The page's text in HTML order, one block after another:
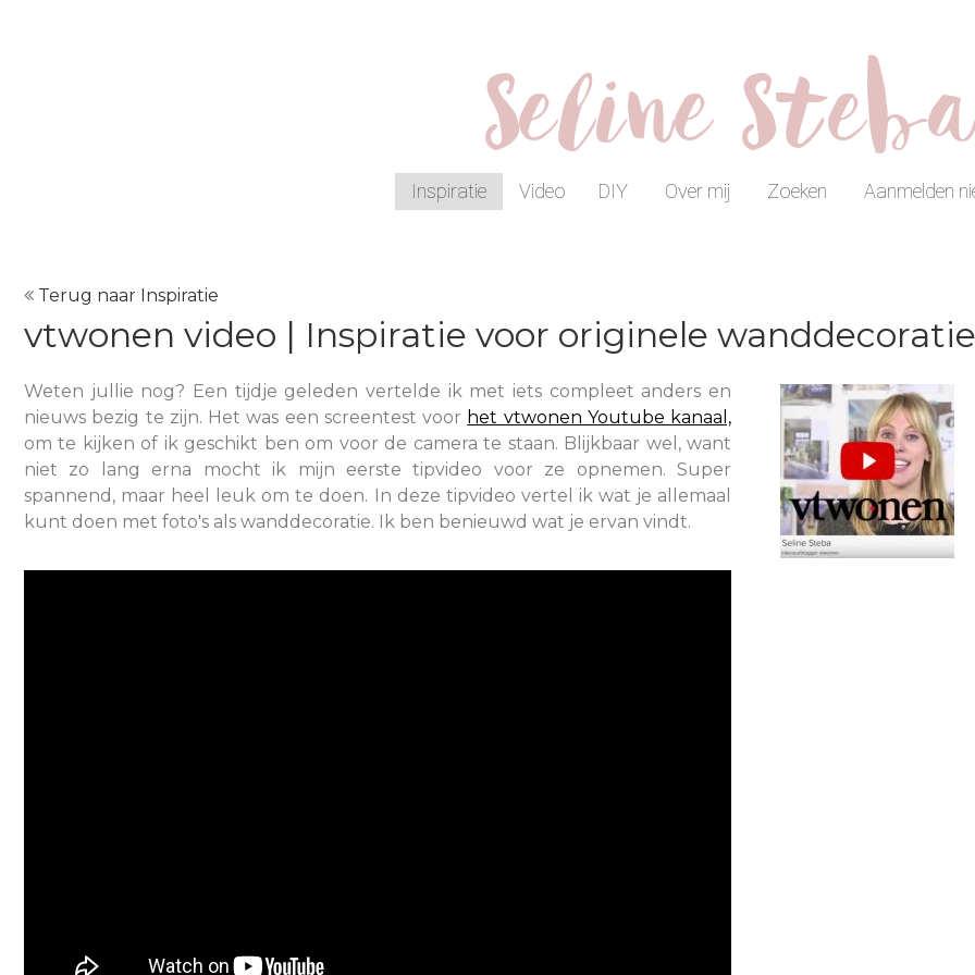
Seline
Inspiratie Video DIY Over mij Zoeken Aanmelden
Terug naar Inspiratie
vtwonen video | Inspiratie voor originele wanddecoratie
Weten jullie nog? Een tijdje geleden vertelde ik met iets compleet anders en
nieuws bezig te zijn. Het was een screentest voor het vtwonen Youtube kanaal,
om te kijken of ik geschikt ben om voor de camera te staan. Blijkbaar wel, want
niet zo lang erna mocht ik mijn eerste tipvideo voor ze opnemen. Super
spannend, maar heel leuk om te doen. In deze tipvideo vertel ik wat je allemaal
kunt doen met foto's als wanddecoratie. Ik ben benieuwd wat je ervan vindt.